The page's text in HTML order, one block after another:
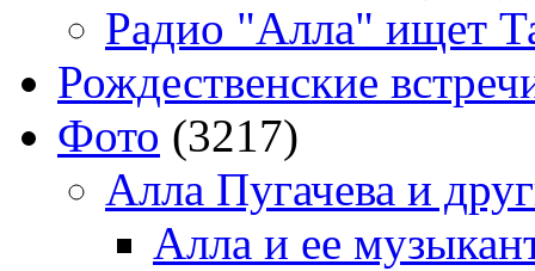
Радио "Алла" ищет
Рождественские
Фото (3217)
Алла Пугачева и
Алла и ее